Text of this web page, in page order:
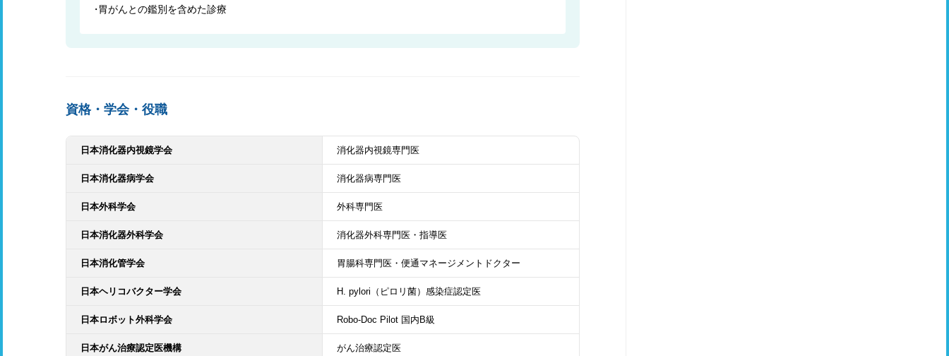
胃がんとの鑑別を含めた診療
資格・学会・役職
日本消化器内視鏡学会 消化器内視鏡専門医
日本消化器病学会 消化器病専門医
日本外科学会 外科専門医
日本消化器外科学会 消化器外科専門医・指導医
日本消化管学会 胃腸科専門医・便通マネージメントドクター
日本ヘリコバクター学会 H. pylori（ピロリ菌）感染症認定医
日本ロボット外科学会 Robo-Doc Pilot 国内B級
日本がん治療認定医機構 がん治療認定医